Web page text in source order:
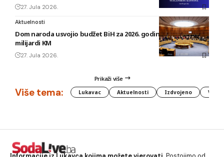
27. Jula 2026.
Aktuelnosti
Dom naroda usvojio budžet BiH za 2026. godinu vrijedan 1,58
milijardi KM
27. Jula 2026.
Prikaži više
Više tema: Lukavac Aktuelnosti Izdvojeno